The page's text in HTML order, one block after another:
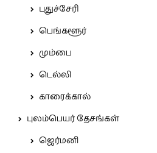
புதுச்சேரி
பெங்களூர்
மும்பை
டெல்லி
காரைக்கால்
புலம்பெயர் தேசங்கள்
ஜெர்மனி